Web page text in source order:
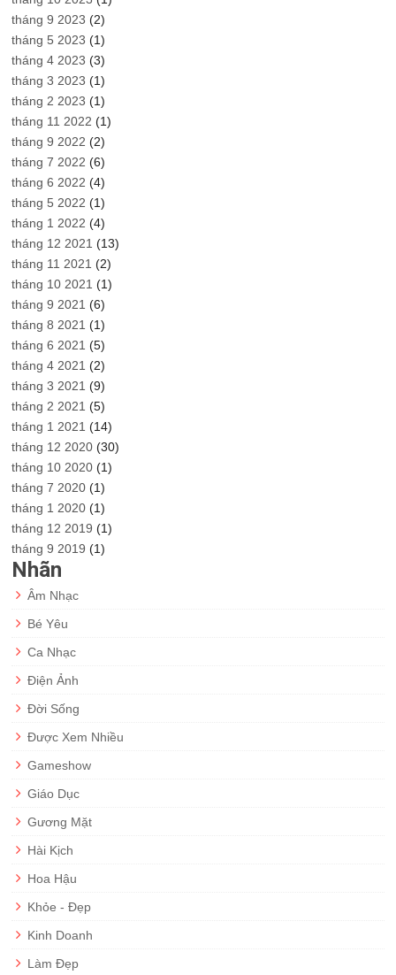
tháng 9 2023 (2)
tháng 5 2023 (1)
tháng 4 2023 (3)
tháng 3 2023 (1)
tháng 2 2023 (1)
tháng 11 2022 (1)
tháng 9 2022 (2)
tháng 7 2022 (6)
tháng 6 2022 (4)
tháng 5 2022 (1)
tháng 1 2022 (4)
tháng 12 2021 (13)
tháng 11 2021 (2)
tháng 10 2021 (1)
tháng 9 2021 (6)
tháng 8 2021 (1)
tháng 6 2021 (5)
tháng 4 2021 (2)
tháng 3 2021 (9)
tháng 2 2021 (5)
tháng 1 2021 (14)
tháng 12 2020 (30)
tháng 10 2020 (1)
tháng 7 2020 (1)
tháng 1 2020 (1)
tháng 12 2019 (1)
tháng 9 2019 (1)
Nhãn
Âm Nhạc
Bé Yêu
Ca Nhạc
Điện Ảnh
Đời Sống
Được Xem Nhiều
Gameshow
Giáo Dục
Gương Mặt
Hài Kịch
Hoa Hậu
Khỏe - Đẹp
Kinh Doanh
Làm Đẹp